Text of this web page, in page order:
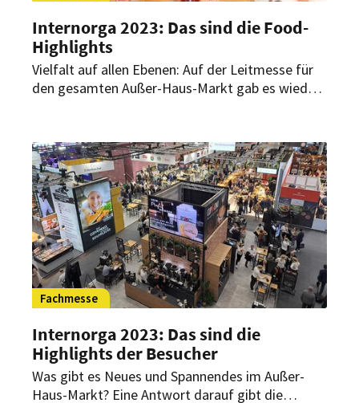
Internorga 2023: Das sind die Food-
Highlights
Vielfalt auf allen Ebenen: Auf der Leitmesse für
den gesamten Außer-Haus-Markt gab es wieder
HOGAPAGE stellt die interessantesten von ihnen
vor.
Fachmesse
Internorga 2023: Das sind die
Highlights der Besucher
Was gibt es Neues und Spannendes im Außer-
Haus-Markt? Eine Antwort darauf gibt die